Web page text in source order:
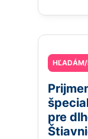
HĽADÁM/
pre